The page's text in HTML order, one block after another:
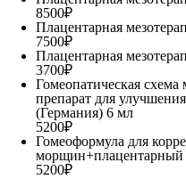
8500₽
Плацентарная
7500₽
Плацентарная
3700₽
Гомеопатическая
препарат для
(Германия) 6 мл
5200₽
Гомеоформула для
морщин+плацентарный
5200₽